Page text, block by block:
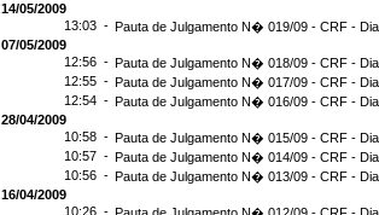
14/05/2009
13:03 - Pauta de Julgamento N� 019/09 - CRF -
07/05/2009
12:56 - Pauta de Julgamento N� 018/09 - CRF -
12:55 - Pauta de Julgamento N� 017/09 - CRF -
12:54 - Pauta de Julgamento N� 016/09 - CRF -
28/04/2009
10:58 - Pauta de Julgamento N� 015/09 - CRF -
10:57 - Pauta de Julgamento N� 014/09 - CRF -
10:56 - Pauta de Julgamento N� 013/09 - CRF -
16/04/2009
10:26 -